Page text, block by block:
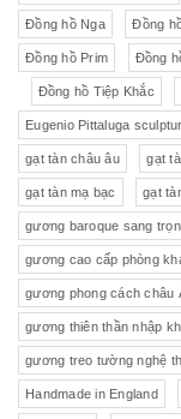
Đồng hồ Nga Đồng
Đồng hồ Prim Đồng
Đồng hồ Tiệp Khắc
Eugenio Pittaluga
gạt tàn châu âu gạt
gạt tàn mạ bạc gạt
gương baroque sang
gương cao cấp phòng
gương phong cách châu
gương thiên thần nhập
gương treo tường nghệ
Handmade in England